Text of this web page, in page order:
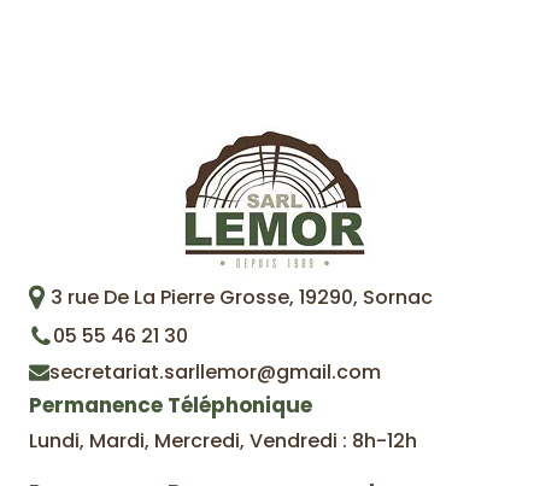
3 rue De La Pierre Grosse, 19290, Sornac
05 55 46 21 30
secretariat.sarllemor@gmail.com
Permanence Téléphonique
Lundi, Mardi, Mercredi, Vendredi : 8h-12h